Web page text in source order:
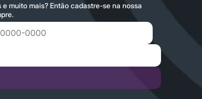
muito mais? Então cadastre-se na nossa